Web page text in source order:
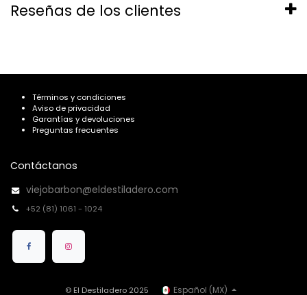
Reseñas de los clientes
Términos y condiciones
Aviso de privacidad
Garantías y devoluciones
Preguntas frecuentes
Contáctanos
viejobarbon@eldestiladero.com
+52 (81) 1061 - 1024
© El Destiladero 2025 Español (MX)